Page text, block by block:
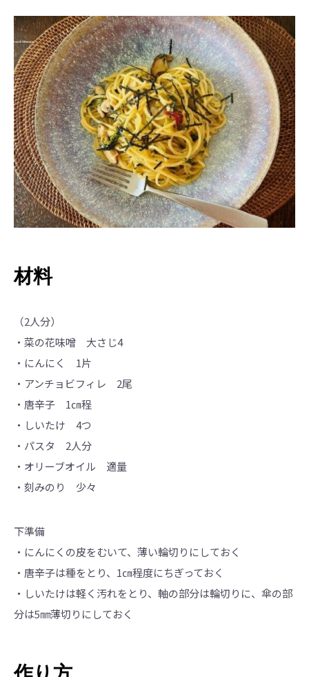
材料
（2人分）
・菜の花味噌 大さじ4
・にんにく 1片
・アンチョビフィレ 2尾
・唐辛子 1㎝程
・しいたけ 4つ
・パスタ 2人分
・オリーブオイル 適量
・刻みのり 少々
下準備
・にんにくの皮をむいて、薄い輪切りにしておく
・唐辛子は種をとり、1㎝程度にちぎっておく
・しいたけは軽く汚れをとり、軸の部分は輪切りに、傘の部
分は5㎜薄切りにしておく
作り方